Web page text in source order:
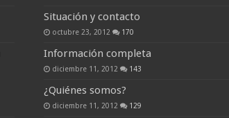
Situación y contacto
octubre 23, 2012 170
Información completa
diciembre 11, 2012 143
¿Quiénes somos?
diciembre 11, 2012 129